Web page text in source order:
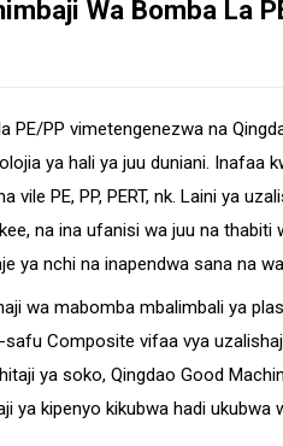
Loading...
Loading...
Wa Bomba La
PE/PP vimetengenezwa na
ya hali ya juu duniani. Inafaa
vile PE, PP, PERT, nk. Laini ya
na ina ufanisi wa juu na
ya nchi na inapendwa sana na
wa mabomba mbalimbali ya
Composite vifaa vya
ya soko, Qingdao Good
ya kipenyo kikubwa hadi ukubwa